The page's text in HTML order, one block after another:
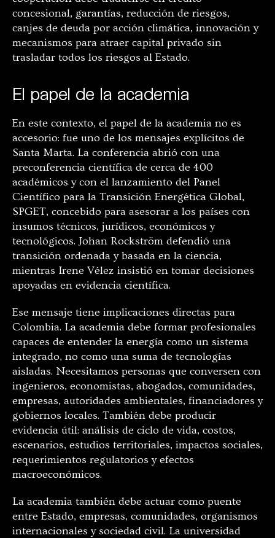
concesional, garantías, reducción de riesgos,
canjes de deuda por acción climática, innovación y
mecanismos para atraer capital privado sin
trasladar todos los riesgos al Estado.
El papel de la academia
En este contexto, el papel de la academia no es
accesorio: fue uno de los mensajes explícitos de
Santa Marta. La conferencia abrió con una
preconferencia científica de cerca de 400
académicos y con el lanzamiento del Panel
Científico para la Transición Energética Global,
SPGET, concebido para asesorar a los países con
insumos técnicos, jurídicos, económicos y
tecnológicos. Johan Rockström defendió una
transición ordenada y basada en la ciencia,
mientras Irene Vélez insistió en tomar decisiones
apoyadas en evidencia científica.
Ese mensaje tiene implicaciones directas para
Colombia. La academia debe formar profesionales
capaces de entender la energía como un sistema
integrado, no como una suma de tecnologías
aisladas. Necesitamos personas que conversen con
ingenieros, economistas, abogados, comunidades,
empresas, autoridades ambientales, financiadores y
gobiernos locales. También debe producir
evidencia útil: análisis de ciclo de vida, costos,
escenarios, estudios territoriales, impactos sociales,
requerimientos regulatorios y efectos
macroeconómicos.
La academia también debe actuar como puente
entre Estado, empresas, comunidades, organismos
internacionales y sociedad civil. La universidad